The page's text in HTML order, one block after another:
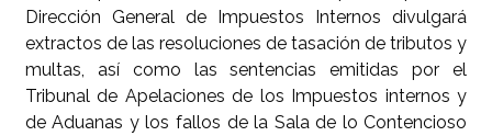
Dirección General de Impuestos Internos divulgará
extractos de las resoluciones de tasación de tributos y
multas, así como las sentencias emitidas por el
Tribunal de Apelaciones de los Impuestos internos y
de Aduanas y los fallos de la Sala de lo Contencioso